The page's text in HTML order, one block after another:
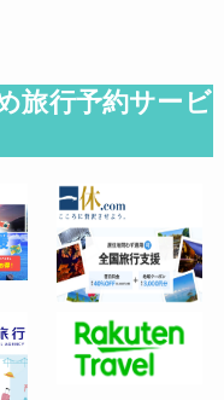
旅行予約サービ